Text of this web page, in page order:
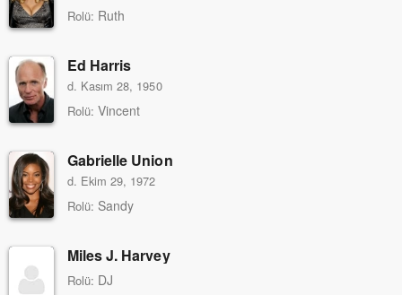
Rolü: Ruth
Ed Harris
d. Kasım 28, 1950
Rolü: Vincent
Gabrielle Union
d. Ekim 29, 1972
Rolü: Sandy
Miles J. Harvey
Rolü: DJ